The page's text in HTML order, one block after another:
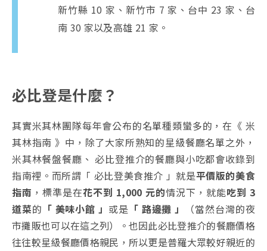
新竹縣 10 家、新竹市 7 家、台中 23 家、台
南 30 家以及高雄 21 家。
必比登是什麼？
其實米其林團隊每年會公布的名單種類蠻多的，在《 米
其林指南 》中，除了大家所熟知的星級餐廳名單之外，
米其林餐盤餐廳、 必比登推介的餐廳與小吃都會收錄到
指南裡。而所謂「 必比登美食推介 」就是平價版的美食
指南 ，標準是在花不到 1,000 元的情況下，就能吃到 3
道菜的 「 美味小館 」 或是 「 路邊攤 」
（當然台灣的夜
市攤販也可以在這之列）。也因此必比登推介的餐廳價格
往往較星級餐廳價格親民，所以更是普羅大眾較好親近的